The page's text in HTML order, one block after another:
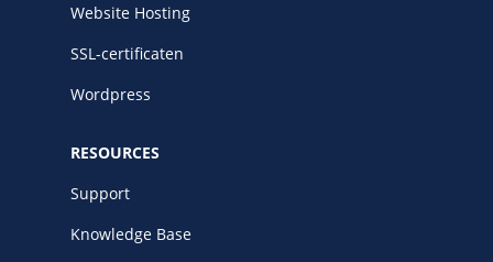
Website Hosting
SSL-certificaten
Wordpress
RESOURCES
Support
Knowledge Base